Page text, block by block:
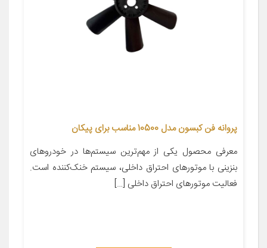
پروانه فن کبسون مدل 10500 مناسب برای پیکان
معرفی محصول یکی از مهم‌ترین سیستم‌ها در خودروهای
بنزینی با موتورهای احتراق داخلی، سیستم خنک‌کننده است.
فعالیت موتورهای احتراق داخلی […]